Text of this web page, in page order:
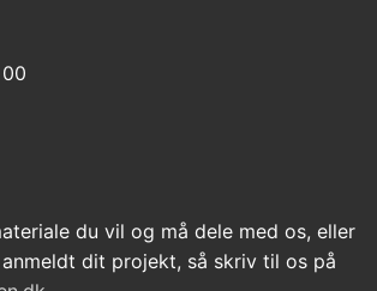
du vil og må dele med os, eller
dit projekt, så skriv til os på